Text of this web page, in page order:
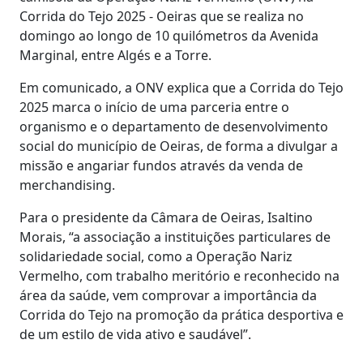
Corrida do Tejo 2025 - Oeiras que se realiza no
domingo ao longo de 10 quilómetros da Avenida
Marginal, entre Algés e a Torre.
Em comunicado, a ONV explica que a Corrida do Tejo
2025 marca o início de uma parceria entre o
organismo e o departamento de desenvolvimento
social do município de Oeiras, de forma a divulgar a
missão e angariar fundos através da venda de
merchandising.
Para o presidente da Câmara de Oeiras, Isaltino
Morais, “a associação a instituições particulares de
solidariedade social, como a Operação Nariz
Vermelho, com trabalho meritório e reconhecido na
área da saúde, vem comprovar a importância da
Corrida do Tejo na promoção da prática desportiva e
de um estilo de vida ativo e saudável”.